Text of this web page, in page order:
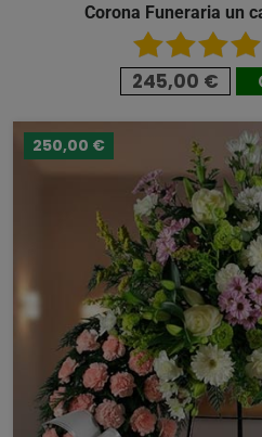
Corona Funeraria un
245,00 €
250,00 €